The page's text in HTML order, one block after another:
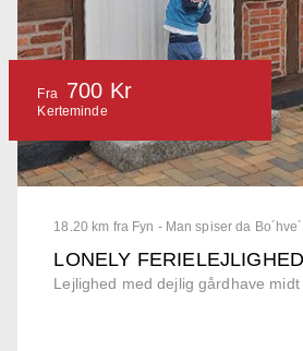
18.20 km fra Fyn - Man spiser da
LONELY FERIELEJLIGHED
Lejlighed med dejlig gårdhave
Fra 700 Kr
Kerteminde